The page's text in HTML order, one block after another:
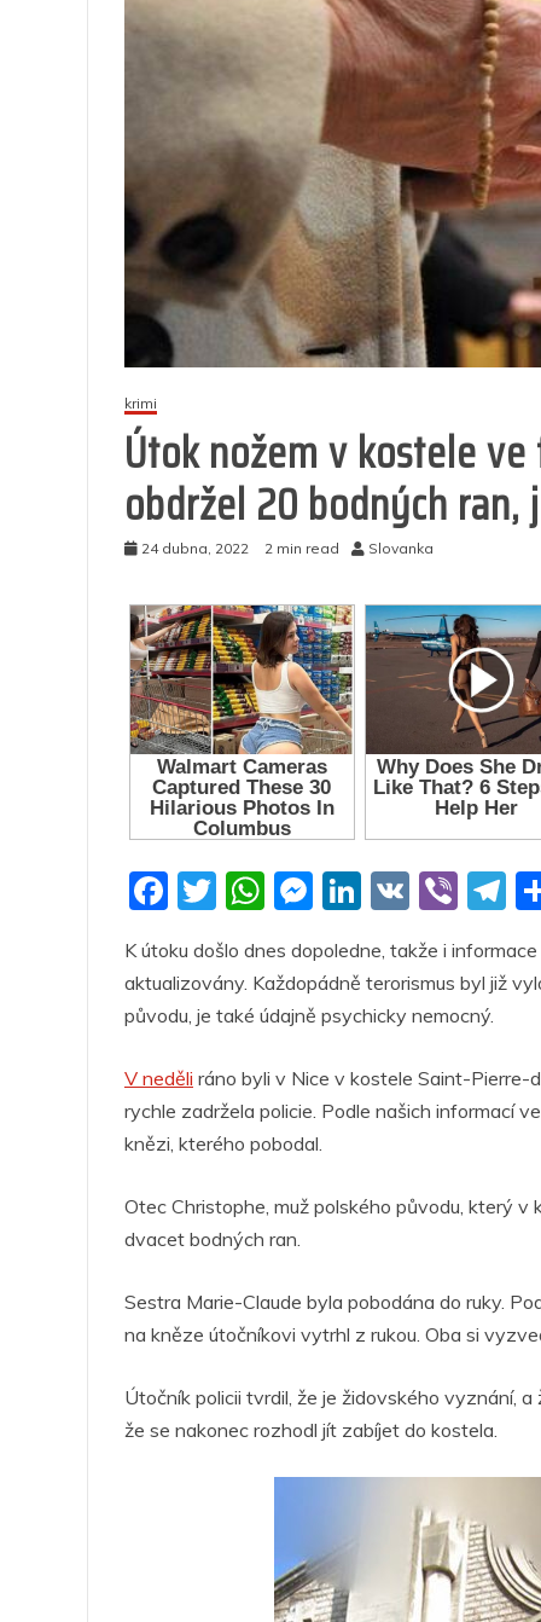
krimi
Útok nožem v kostele
obdržel 20 bodných
24 dubna, 2022 2 min read Slovanka
F
c
e
o
o
k
T
w
itt
er
W
at
s
p
p
M
ss
e
g
er
Li
k
e
n
V
K
Vi
er
T
e
gr
m
K útoku došlo dnes dopoledne, takže i
aktualizovány. Každopádně terorismus byl již
původu, je také údajně psychicky nemocný.
V neděli ráno byli v Nice v kostele Saint-Pierre-
rychle zadržela policie. Podle našich informací
knězi, kterého pobodal.
Otec Christophe, muž polského původu, který v
dvacet bodných ran.
Sestra Marie-Claude byla pobodána do ruky.
na kněze útočníkovi vytrhl z rukou. Oba si
Útočník policii tvrdil, že je židovského vyznání,
že se nakonec rozhodl jít zabíjet do kostela.